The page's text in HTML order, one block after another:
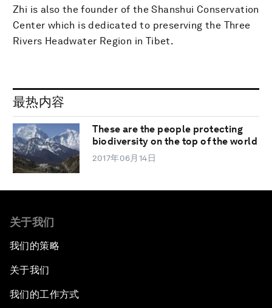
Zhi is also the founder of the Shanshui Conservation
Center which is dedicated to preserving the Three
Rivers Headwater Region in Tibet.
最热内容
These are the people protecting
biodiversity on the top of the world
2017年06月14日
关于我们
我们的策略
关于我们
我们的工作方式